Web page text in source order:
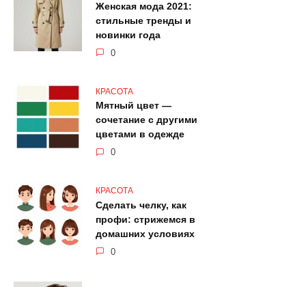
Женская мода 2021:
стильные тренды и
новинки года
0
КРАСОТА
Мятный цвет —
сочетание с другими
цветами в одежде
0
КРАСОТА
Сделать челку, как
профи: стрижемся в
домашних условиях
0